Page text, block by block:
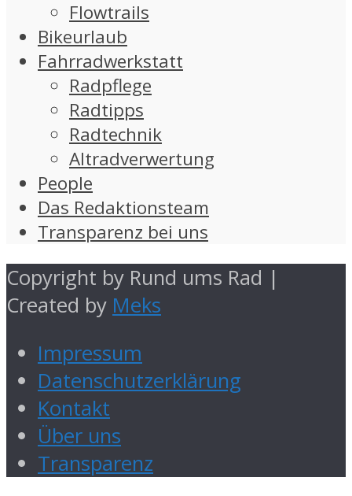
Flowtrails
Bikeurlaub
Fahrradwerkstatt
Radpflege
Radtipps
Radtechnik
Altradverwertung
People
Das Redaktionsteam
Transparenz bei uns
Copyright by Rund ums Rad |
Created by Meks
Impressum
Datenschutzerklärung
Kontakt
Über uns
Transparenz